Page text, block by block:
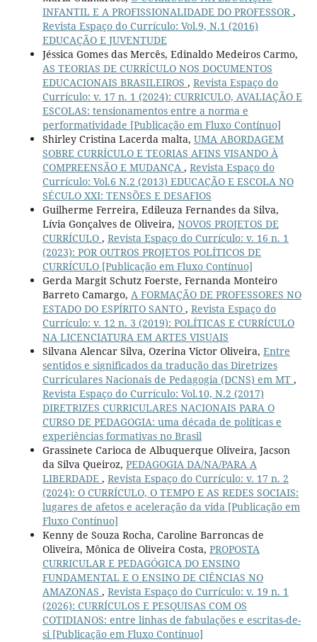
INFANTIL E A PROFISSIONALIDADE DO PROFESSOR,
Revista Espaço do Currículo: Vol.9, N.1 (2016)
EDUCAÇÃO E JUVENTUDE
Jéssica Gomes das Mercês, Edinaldo Medeiros Carmo,
AS TEORIAS DE CURRÍCULO NOS DOCUMENTOS
EDUCACIONAIS BRASILEIROS , Revista Espaço do
Currículo: v. 17 n. 1 (2024): CURRICULO, AVALIAÇÃO E
ESCOLAS: tensionamentos entre a norma e
performatividade [Publicação em Fluxo Contínuo]
Shirley Cristina Lacerda malta, UMA ABORDAGEM
SOBRE CURRÍCULO E TEORIAS AFINS VISANDO À
COMPREENSÃO E MUDANÇA , Revista Espaço do
Currículo: Vol.6 N.2 (2013) EDUCAÇÃO E ESCOLA NO
SÉCULO XXI: TENSÕES E DESAFIOS
Guilherme Ferreira, Edileuza Fernandes da Silva,
Lívia Gonçalves de Oliveira, NOVOS PROJETOS DE
CURRÍCULO , Revista Espaço do Currículo: v. 16 n. 1
(2023): POR OUTROS PROJETOS POLÍTICOS DE
CURRÍCULO [Publicação em Fluxo Contínuo]
Gerda Margit Schutz Foerste, Fernanda Monteiro
Barreto Camargo, A FORMAÇÃO DE PROFESSORES NO
ESTADO DO ESPÍRITO SANTO , Revista Espaço do
Currículo: v. 12 n. 3 (2019): POLÍTICAS E CURRÍCULO
NA LICENCIATURA EM ARTES VISUAIS
Silvana Alencar Silva, Ozerina Victor Oliveira, Entre
sentidos e significados da tradução das Diretrizes
Curriculares Nacionais de Pedagogia (DCNS) em MT ,
Revista Espaço do Currículo: Vol.10, N.2 (2017)
DIRETRIZES CURRICULARES NACIONAIS PARA O
CURSO DE PEDAGOGIA: uma década de políticas e
experiências formativas no Brasil
Grassinete Carioca de Albuquerque Oliveira, Jacson
da Silva Queiroz, PEDAGOGIA DA/NA/PARA A
LIBERDADE , Revista Espaço do Currículo: v. 17 n. 2
(2024): O CURRÍCULO, O TEMPO E AS REDES SOCIAIS:
lugares de afetos e aceleração da vida [Publicação em
Fluxo Contínuo]
Kenny de Souza Rocha, Caroline Barroncas de
Oliveira, Mônica de Oliveira Costa, PROPOSTA
CURRICULAR E PEDAGÓGICA DO ENSINO
FUNDAMENTAL E O ENSINO DE CIÊNCIAS NO
AMAZONAS , Revista Espaço do Currículo: v. 19 n. 1
(2026): CURRÍCULOS E PESQUISAS COM OS
COTIDIANOS: entre linhas de fabulações e escritas-de-
si [Publicação em Fluxo Contínuo]